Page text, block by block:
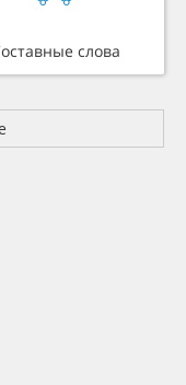
слова